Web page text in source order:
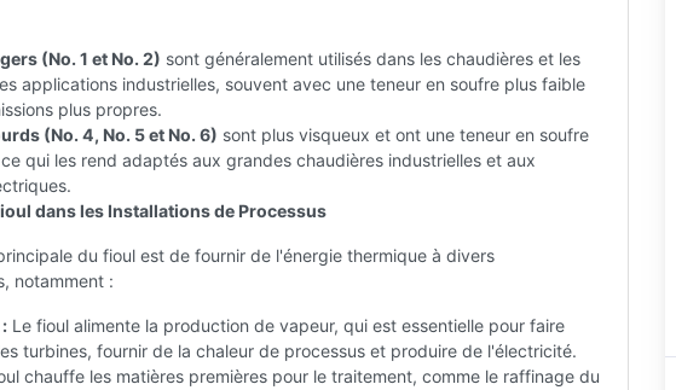
(No. 1 et No. 2) sont généralement utilisés dans les chaudières et les
applications industrielles, souvent avec une teneur en soufre plus faible
plus propres.
(No. 4, No. 5 et No. 6) sont plus visqueux et ont une teneur en soufre
qui les rend adaptés aux grandes chaudières industrielles et aux
dans les Installations de Processus
du fioul est de fournir de l'énergie thermique à divers
notamment :
Le fioul alimente la production de vapeur, qui est essentielle pour faire
turbines, fournir de la chaleur de processus et produire de l'électricité.
chauffe les matières premières pour le traitement, comme le raffinage du